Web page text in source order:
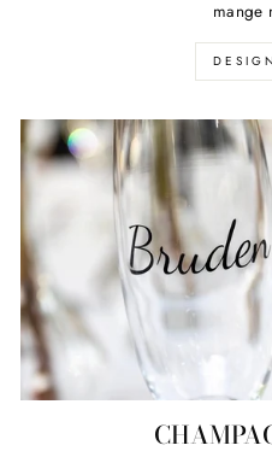
mange